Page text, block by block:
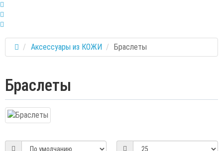
Аксессуары из КОЖИ Браслеты
Браслеты